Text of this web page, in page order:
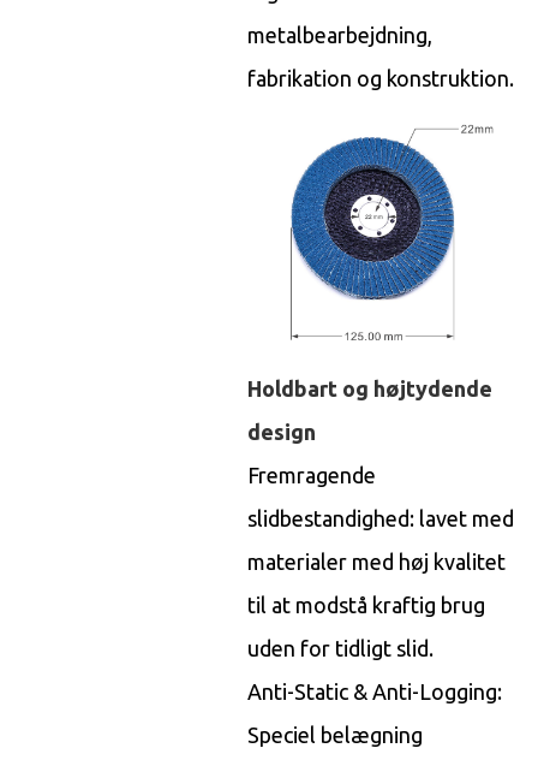
metalbearbejdning,
fabrikation og konstruktion.
Holdbart og højtydende
design
Fremragende
slidbestandighed: lavet med
materialer med høj kvalitet
til at modstå kraftig brug
uden for tidligt slid.
Anti-Static & Anti-Logging:
Speciel belægning